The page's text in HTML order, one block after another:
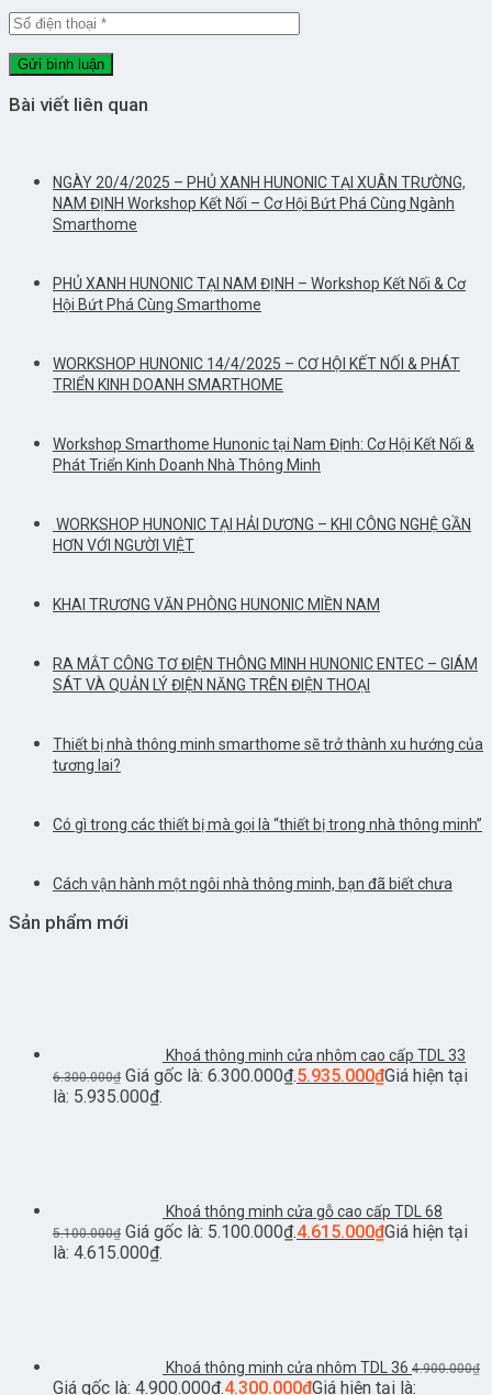
Bài viết liên quan
NGÀY 20/4/2025 – PHỦ XANH HUNONIC TẠI XUÂN TRƯỜNG,
NAM ĐỊNH Workshop Kết Nối – Cơ Hội Bứt Phá Cùng Ngành
Smarthome
PHỦ XANH HUNONIC TẠI NAM ĐỊNH – Workshop Kết Nối & Cơ
Hội Bứt Phá Cùng Smarthome
WORKSHOP HUNONIC 14/4/2025 – CƠ HỘI KẾT NỐI & PHÁT
TRIỂN KINH DOANH SMARTHOME
Workshop Smarthome Hunonic tại Nam Định: Cơ Hội Kết Nối &
Phát Triển Kinh Doanh Nhà Thông Minh
WORKSHOP HUNONIC TẠI HẢI DƯƠNG – KHI CÔNG NGHỆ GẦN
HƠN VỚI NGƯỜI VIỆT
KHAI TRƯƠNG VĂN PHÒNG HUNONIC MIỀN NAM
RA MẮT CÔNG TƠ ĐIỆN THÔNG MINH HUNONIC ENTEC – GIÁM
SÁT VÀ QUẢN LÝ ĐIỆN NĂNG TRÊN ĐIỆN THOẠI
Thiết bị nhà thông minh smarthome sẽ trở thành xu hướng của
tương lai?
Có gì trong các thiết bị mà gọi là “thiết bị trong nhà thông minh”
Cách vận hành một ngôi nhà thông minh, bạn đã biết chưa
Sản phẩm mới
Khoá thông minh cửa nhôm cao cấp TDL 33
6.300.000₫ Giá gốc là: 6.300.000₫.5.935.000₫Giá hiện tại
là: 5.935.000₫.
Khoá thông minh cửa gỗ cao cấp TDL 68
5.100.000₫ Giá gốc là: 5.100.000₫.4.615.000₫Giá hiện tại
là: 4.615.000₫.
Khoá thông minh cửa nhôm TDL 36 4.900.000₫
Giá gốc là: 4.900.000₫.4.300.000₫Giá hiện tại là: